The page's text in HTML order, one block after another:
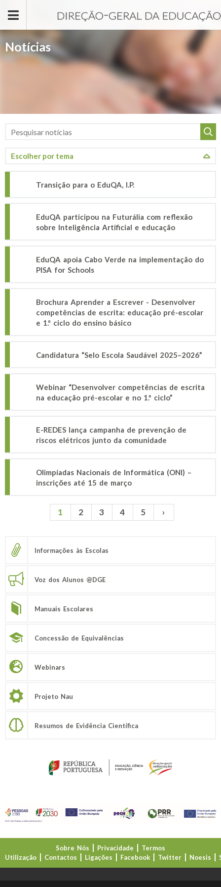
Notícias
Transição para o EduQA, I.P.
EduQA participou na Futurália com reflexão
sobre Inteligência Artificial e educação
EduQA apoia Cabo Verde na implementação do
PISA for Schools
Brochura Aprender a Escrever - Desenvolver
competências de escrita: educação pré-escolar
e 1.º ciclo do ensino básico
Candidatura “Selo Escola Saudável 2025–2026”
Webinar “Desenvolver competências de escrita
na educação pré-escolar e no 1.º ciclo”
E-REDES lança campanha de prevenção de
riscos elétricos junto da comunidade
Olimpíadas Nacionais de Informática (ONI) –
inscrições até 15 de março
1 2 3 4 5 ›
Informações às Escolas
Voz dos Alunos @DGE
Manuais Escolares
Concessão de Equivalências
Webinars
Projeto Nau
Resumos de Evidência Científica
Sobre Nós Privacidade
Termos
Utilização
Contactos Ligações Facebook Twitter Noesis